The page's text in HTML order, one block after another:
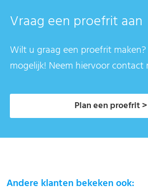
Vraag een proefrit aan
Wilt u graag een proefrit
mogelijk! Neem hiervoor contact
Plan een proefrit >
Andere klanten bekeken ook: